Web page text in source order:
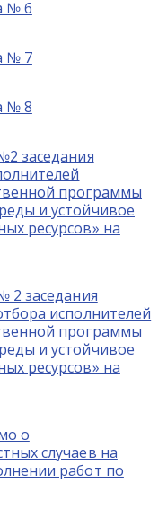
№ 6
№ 7
№ 8
заседания
программы
и устойчивое
ресурсов» на
2 заседания
исполнителей
программы
и устойчивое
ресурсов» на
о
случаев на
работ по